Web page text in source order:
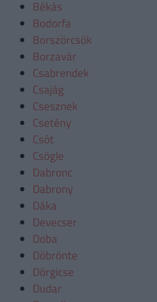
Békás
Bodorfa
Borszörcsök
Borzavár
Csabrendek
Csajág
Csesznek
Csetény
Csót
Csögle
Dabronc
Dabrony
Dáka
Devecser
Doba
Döbrönte
Dörgicse
Dudar